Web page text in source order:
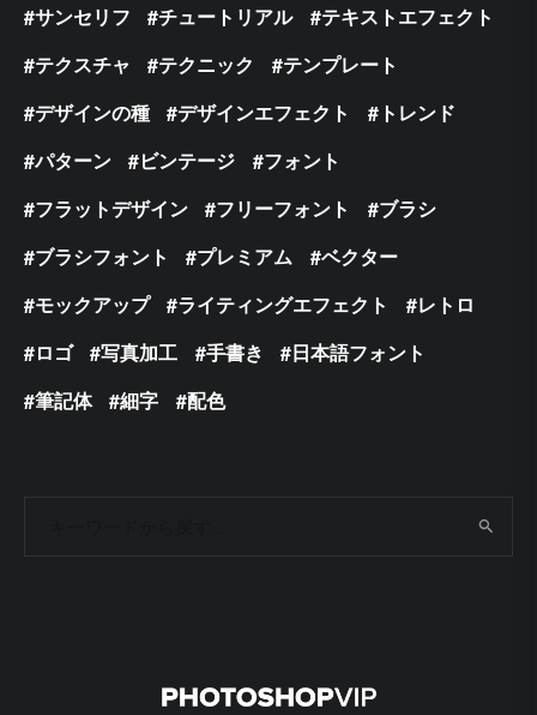
サンセリフ
チュートリアル
テキストエフェクト
テクスチャ
テクニック
テンプレート
デザインの種
デザインエフェクト
トレンド
パターン
ビンテージ
フォント
フラットデザイン
フリーフォント
ブラシ
ブラシフォント
プレミアム
ベクター
モックアップ
ライティングエフェクト
レトロ
ロゴ
写真加工 手書き
日本語フォント
筆記体
細字 配色